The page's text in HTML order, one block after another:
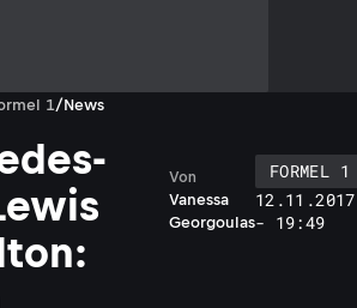
1/News
Vanessa
Georgoulas
Von
FORMEL 1
12.11.2017
- 19:49